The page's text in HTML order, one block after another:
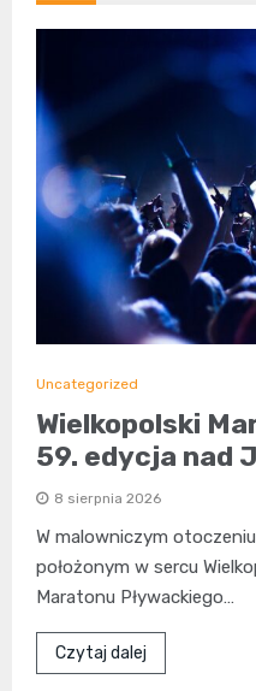
Uncategorized
Wielkopolski
59. edycja nad
8 sierpnia 2026
W malowniczym
położonym w sercu
Maratonu Pływackiego…
Czytaj dalej